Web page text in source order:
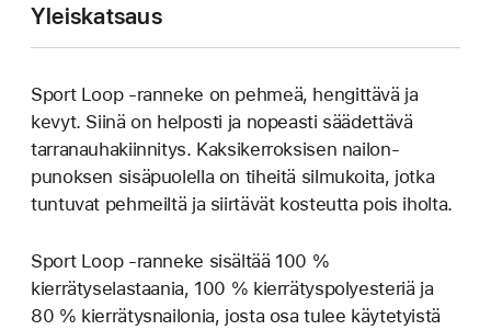
Yleiskatsaus
Sport Loop ‑ranneke on pehmeä, hengittävä ja
kevyt. Siinä on helposti ja nopeasti säädettävä
tarranauha­kiinnitys. Kaksi­kerroksisen nailon­­
punoksen sisäpuolella on tiheitä silmukoita, jotka
tuntuvat pehmeiltä ja siirtävät kosteutta pois iholta.
Sport Loop ‑ranneke sisältää 100 %
kierrätyselastaania, 100 % kierrätyspolyesteriä ja
80 % kierrätysnailonia, josta osa tulee käytetyistä